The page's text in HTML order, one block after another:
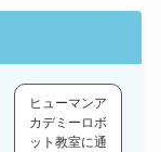
ヒューマンア
カデミーロボ
ット教室に通